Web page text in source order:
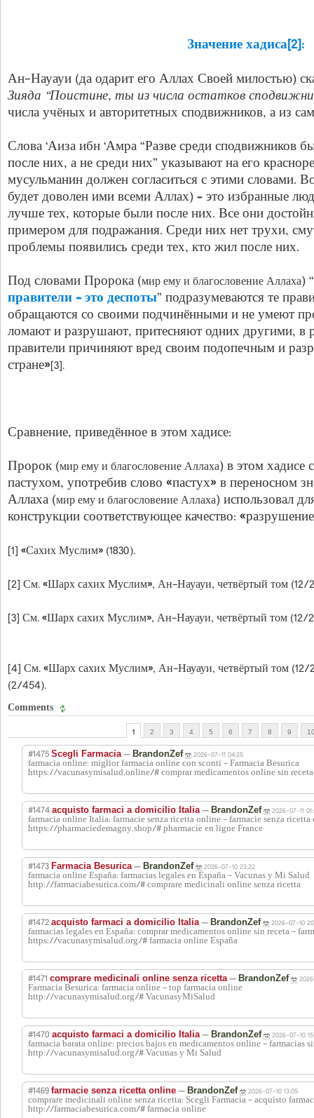
Значение хадиса[2]:
Ан-Науауи (да одарит его Аллах Своей милостью)
Зияда “Поистине, ты из числа остатков
числа учёных и авторитетных сподвижников, а из
Слова ‘Аиза ибн ‘Амра “Разве среди сподвижников
после них, а не среди них” указывают на его
мусульманин должен согласиться с этими словами.
будет доволен ими всеми Аллах) – это избранные
лучше тех, которые были после них. Все они
примером для подражания. Среди них нет трухи,
проблемы появились среди тех, кто жил после них.
Под словами Пророка (мир ему и благословение Аллаха) “
правители – это деспоты” подразумеваются те
обращаются со своими подчинёнными и не умеют
ломают и разрушают, притесняют одних другими, в
правители причиняют вред своим подопечным и
стране»[3].
Сравнение, приведённое в этом хадисе:
Пророк (мир ему и благословение Аллаха) в этом хадисе
пастухом, употребив слово «пастух» в переносном
Аллаха (мир ему и благословение Аллаха) использовал
конструкции соответствующее качество:
[1] «Сахих Муслим» (1830).
[2] См. «Шарх сахих Муслим», Ан-Науауи, четвёртый том (12/
[3] См. «Шарх сахих Муслим», Ан-Науауи, четвёртый том (12/
[4] См. «Шарх сахих Муслим», Ан-Науауи, четвёртый том (12/
(2/454).
Comments
1 2 3 4 5 6 7 8 9
#1475 Scegli Farmacia— BrandonZef 2026-07-11 04:25
farmacia online: miglior farmacia online con sconti - Farmacia Besurica
https://vacunasymisalud.online/# comprar medicamentos online sin receta
#1474 acquisto farmaci a domicilio Italia— BrandonZef 2026-07-11
farmacia online Italia: farmacie senza ricetta online - farmacie senza
https://pharmaciedemagny.shop/# pharmacie en ligne France
#1473 Farmacia Besurica— BrandonZef 2026-07-10 23:22
farmacia online España: farmacias legales en España - Vacunas y Mi Salud
http://farmaciabesurica.com/# comprare medicinali online senza ricetta
#1472 acquisto farmaci a domicilio Italia— BrandonZef 2026-07-10
farmacias legales en España: comprar medicamentos online sin receta -
https://vacunasymisalud.org/# farmacia online España
#1471 comprare medicinali online senza ricetta— BrandonZef
Farmacia Besurica: farmacia online - top farmacia online
http://vacunasymisalud.org/# VacunasyMiSalud
#1470 acquisto farmaci a domicilio Italia— BrandonZef 2026-07-10
farmacia barata online: precios bajos en medicamentos online - farmacias
http://vacunasymisalud.org/# Vacunas y Mi Salud
#1469 farmacie senza ricetta online — BrandonZef 2026-07-10 13:05
comprare medicinali online senza ricetta: Scegli Farmacia - acquisto
http://farmaciabesurica.com/# farmacia online